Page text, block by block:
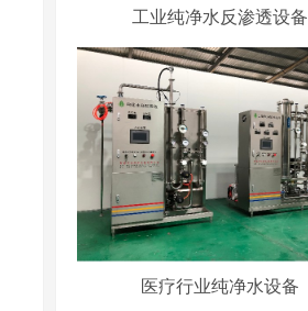
工业纯净水反渗透设备
医疗行业纯净水设备